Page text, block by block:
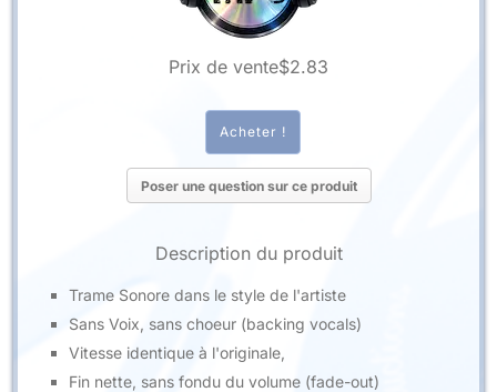
Prix ​​de vente$2.83
Poser une question sur ce produit
Description du produit
Trame Sonore dans le style de l'artiste
Sans Voix, sans choeur (backing vocals)
Vitesse identique à l'originale,
Fin nette, sans fondu du volume (fade-out)